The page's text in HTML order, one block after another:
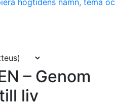
– Genom
liv